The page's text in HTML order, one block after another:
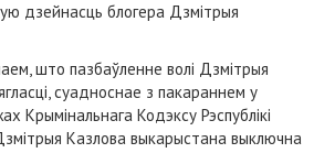
дзейнасць блогера Дзмітрыя
што пазбаўленне волі Дзмітрыя
суадноснае з пакараннем у
Крымінальнага Кодэксу Рэспублікі
Казлова выкарыстана выключна